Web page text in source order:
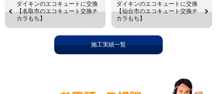
ダイキンのエコキュートに交換
【名取市のエコキュート交換チ
カラもち】
ダイキンのエコキュートに交換
【仙台市のエコキュート交換チ
カラもち】
施工実績一覧